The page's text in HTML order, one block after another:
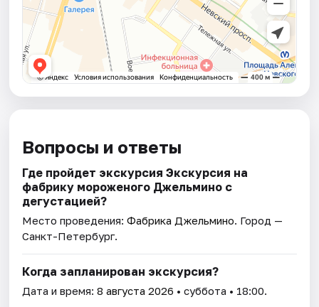
Вопросы и ответы
Где пройдет экскурсия Экскурсия на
фабрику мороженого Джельмино с
дегустацией?
Место проведения:Фабрика Джельмино. Город —
Санкт-Петербург.
Когда запланирован экскурсия?
Дата и время:8 августа 2026 • суббота • 18:00.